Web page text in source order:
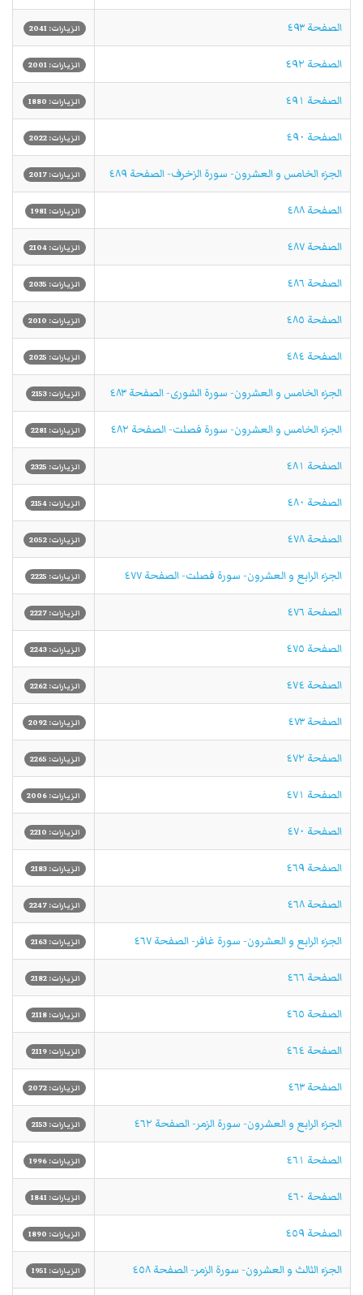
الصفحة ٤٩٣ الزيارات: 2041
الصفحة ٤٩٢ الزيارات: 2001
الصفحة ٤٩١ الزيارات: 1880
الصفحة ٤٩٠ الزيارات: 2022
الجزء الخامس و العشرون- سورة الزخرف- الصفحة ٤٨٩ الزيارات: 2017
الصفحة ٤٨٨ الزيارات: 1981
الصفحة ٤٨٧ الزيارات: 2104
الصفحة ٤٨٦ الزيارات: 2035
الصفحة ٤٨٥ الزيارات: 2010
الصفحة ٤٨٤ الزيارات: 2025
الجزء الخامس و العشرون- سورة الشورى- الصفحة ٤٨٣ الزيارات: 2153
الجزء الخامس و العشرون- سورة فصلت- الصفحة ٤٨٢ الزيارات: 2281
الصفحة ٤٨١ الزيارات: 2325
الصفحة ٤٨٠ الزيارات: 2154
الصفحة ٤٧٨ الزيارات: 2052
الجزء الرابع و العشرون- سورة فصلت- الصفحة ٤٧٧ الزيارات: 2225
الصفحة ٤٧٦ الزيارات: 2227
الصفحة ٤٧٥ الزيارات: 2243
الصفحة ٤٧٤ الزيارات: 2262
الصفحة ٤٧٣ الزيارات: 2092
الصفحة ٤٧٢ الزيارات: 2265
الصفحة ٤٧١ الزيارات: 2006
الصفحة ٤٧٠ الزيارات: 2210
الصفحة ٤٦٩ الزيارات: 2183
الصفحة ٤٦٨ الزيارات: 2247
الجزء الرابع و العشرون- سورة غافر- الصفحة ٤٦٧ الزيارات: 2163
الصفحة ٤٦٦ الزيارات: 2182
الصفحة ٤٦٥ الزيارات: 2118
الصفحة ٤٦٤ الزيارات: 2119
الصفحة ٤٦٣ الزيارات: 2072
الجزء الرابع و العشرون- سورة الزمر- الصفحة ٤٦٢ الزيارات: 2153
الصفحة ٤٦١ الزيارات: 1996
الصفحة ٤٦٠ الزيارات: 1841
الصفحة ٤٥٩ الزيارات: 1890
الجزء الثالث و العشرون- سورة الزمر- الصفحة ٤٥٨ الزيارات: 1951